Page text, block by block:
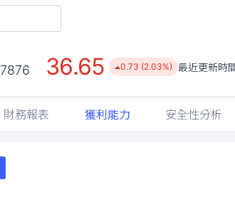
7876 36.65 0.73 (2.03%) 最近更新時
財務報表 獲利能力 安全性分析